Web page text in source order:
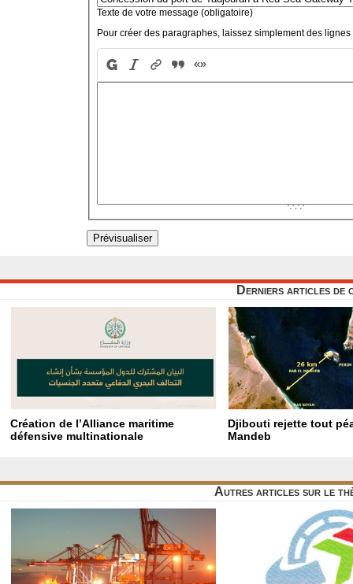
Texte de votre message (obligatoire)
Pour créer des paragraphes, laissez simplement des lignes
Derniers articles de
Création de l’Alliance maritime
défensive multinationale
Djibouti rejette tout
Mandeb
Autres articles sur le